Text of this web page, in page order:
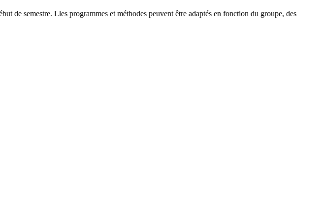
de semestre. Lles programmes et méthodes peuvent être adaptés en fonction du groupe, des